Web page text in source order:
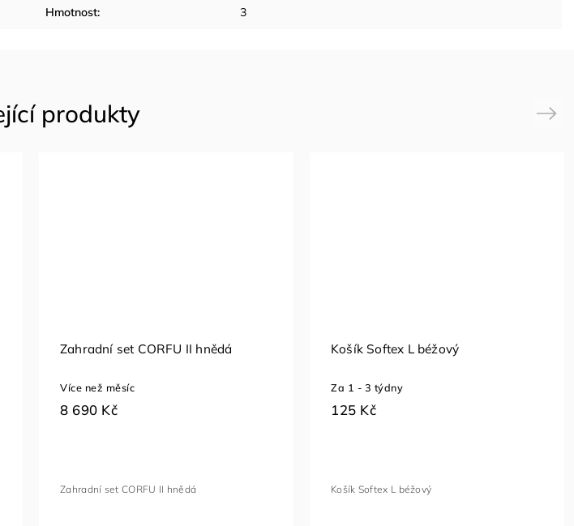
Hmotnost: 3
Zahradní set CORFU II hnědá
Více než měsíc
8 690 Kč
Zahradní set CORFU II hnědá
Košík Softex L béžový
Za 1 - 3 týdny
125 Kč
Košík Softex L béžový
Next